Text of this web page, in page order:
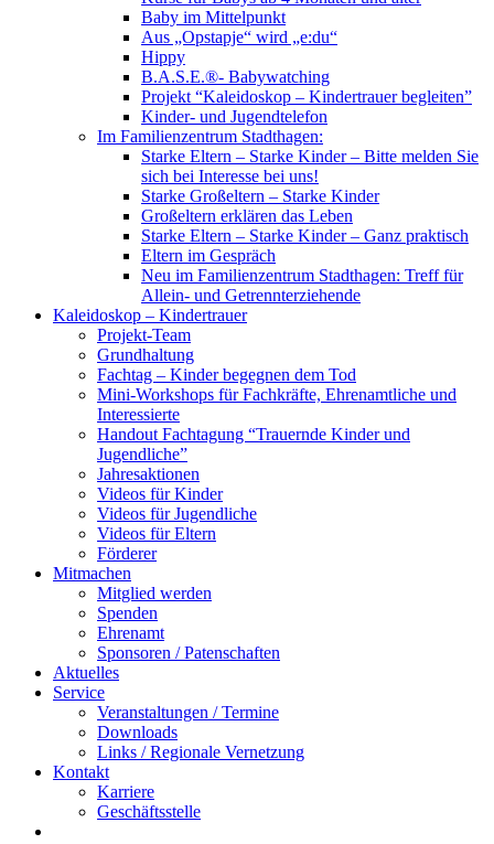
Baby im Mittelpunkt
Aus „Opstapje“ wird „e:du“
Hippy
B.A.S.E.®- Babywatching
Projekt “Kaleidoskop – Kindertrauer begleiten”
Kinder- und Jugendtelefon
Im Familienzentrum Stadthagen:
Starke Eltern – Starke Kinder – Bitte melden Sie
sich bei Interesse bei uns!
Starke Großeltern – Starke Kinder
Großeltern erklären das Leben
Starke Eltern – Starke Kinder – Ganz praktisch
Eltern im Gespräch
Neu im Familienzentrum Stadthagen: Treff für
Allein- und Getrennterziehende
Kaleidoskop – Kindertrauer
Projekt-Team
Grundhaltung
Fachtag – Kinder begegnen dem Tod
Mini-Workshops für Fachkräfte, Ehrenamtliche und
Interessierte
Handout Fachtagung “Trauernde Kinder und
Jugendliche”
Jahresaktionen
Videos für Kinder
Videos für Jugendliche
Videos für Eltern
Förderer
Mitmachen
Mitglied werden
Spenden
Ehrenamt
Sponsoren / Patenschaften
Aktuelles
Service
Veranstaltungen / Termine
Downloads
Links / Regionale Vernetzung
Kontakt
Karriere
Geschäftsstelle